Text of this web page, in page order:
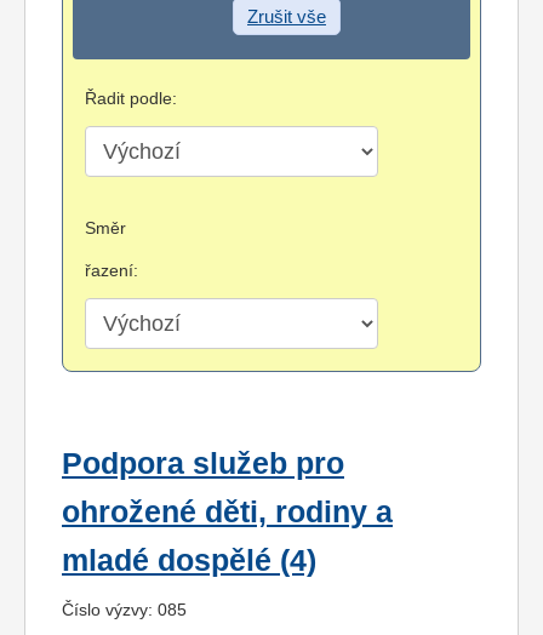
Zrušit vše
Řadit podle:
Směr
řazení:
Podpora služeb pro
ohrožené děti, rodiny a
mladé dospělé (4)
Číslo výzvy: 085